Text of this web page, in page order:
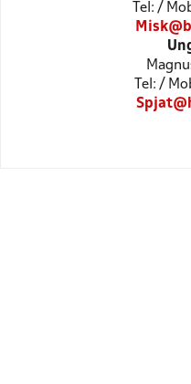
Tel: /
Tel: /